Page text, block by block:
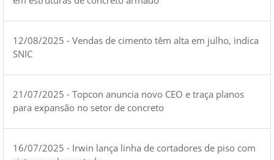
12/08/2025 - Vendas de cimento têm alta em julho, indica
SNIC
21/07/2025 - Topcon anuncia novo CEO e traça planos
para expansão no setor de concreto
16/07/2025 - Irwin lança linha de cortadores de piso com